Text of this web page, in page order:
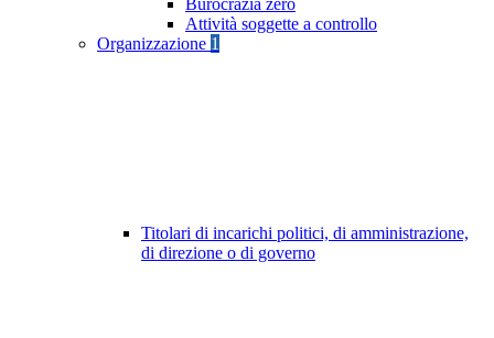
Burocrazia zero
Attività soggette a controllo
Organizzazione 1
Titolari di incarichi politici, di amministrazione,
di direzione o di governo